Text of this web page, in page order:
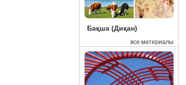
Бақша (Диқан)
все материалы